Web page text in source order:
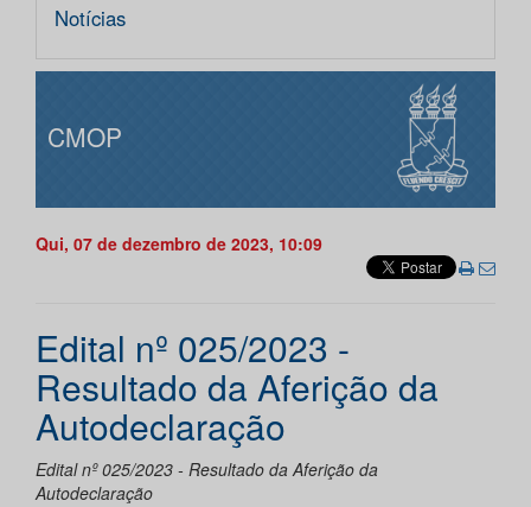
Notícias
CMOP
Qui, 07 de dezembro de 2023, 10:09
Edital nº 025/2023 -
Resultado da Aferição da
Autodeclaração
Edital nº 025/2023 - Resultado da Aferição da
Autodeclaração